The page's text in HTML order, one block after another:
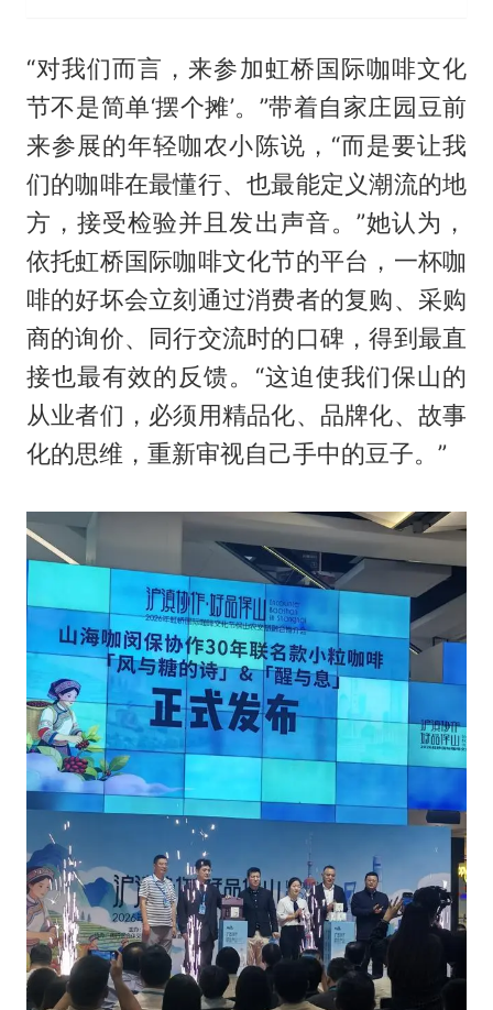
“对我们而言，来参加虹桥国际咖啡文化
节不是简单‘摆个摊’。”带着自家庄园豆前
来参展的年轻咖农小陈说，“而是要让我
们的咖啡在最懂行、也最能定义潮流的地
方，接受检验并且发出声音。”她认为，
依托虹桥国际咖啡文化节的平台，一杯咖
啡的好坏会立刻通过消费者的复购、采购
商的询价、同行交流时的口碑，得到最直
接也最有效的反馈。“这迫使我们保山的
从业者们，必须用精品化、品牌化、故事
化的思维，重新审视自己手中的豆子。”